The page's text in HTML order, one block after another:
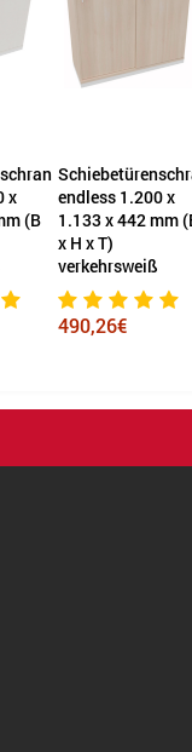
x
(B
C+P
Rollladenschrank
Omnispace 1.000
x 1.030 x 420 mm
(B x H x T) 2
Ordnerhöhen